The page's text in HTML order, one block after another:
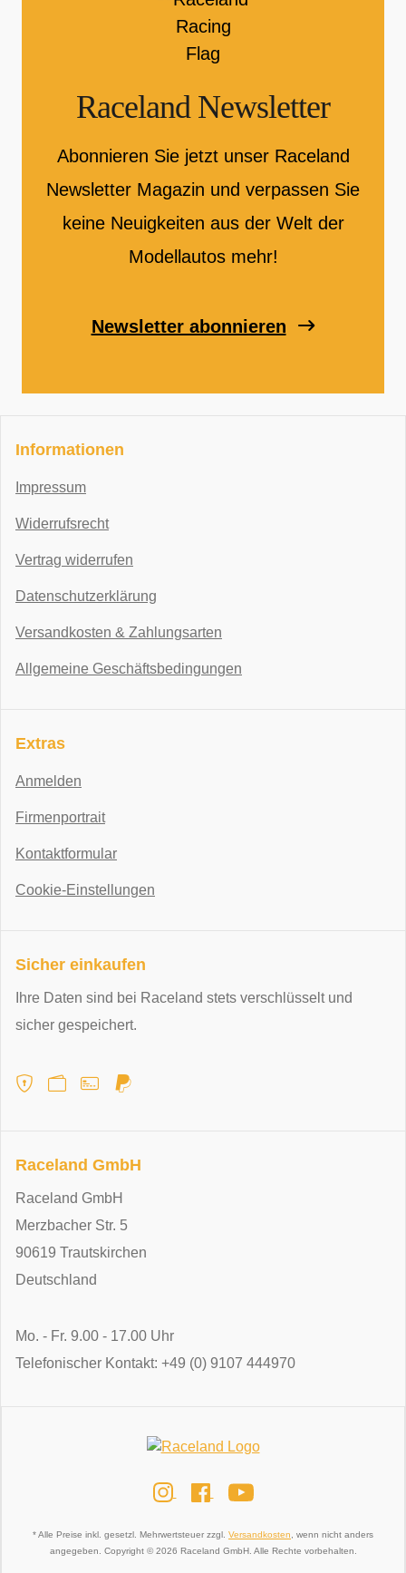
Raceland Newsletter
Abonnieren Sie jetzt unser Raceland
Newsletter Magazin und verpassen Sie
keine Neuigkeiten aus der Welt der
Modellautos mehr!
Newsletter abonnieren
Informationen
Impressum
Widerrufsrecht
Vertrag widerrufen
Datenschutzerklärung
Versandkosten & Zahlungsarten
Allgemeine Geschäftsbedingungen
Extras
Anmelden
Firmenportrait
Kontaktformular
Cookie-Einstellungen
Sicher einkaufen
Ihre Daten sind bei Raceland stets verschlüsselt und
sicher gespeichert.
Raceland GmbH
Raceland GmbH
Merzbacher Str. 5
90619 Trautskirchen
Deutschland
Mo. - Fr. 9.00 - 17.00 Uhr
Telefonischer Kontakt: +49 (0) 9107 444970
* Alle Preise inkl. gesetzl. Mehrwertsteuer zzgl. Versandkosten, wenn nicht anders
angegeben. Copyright © 2026 Raceland GmbH. Alle Rechte vorbehalten.